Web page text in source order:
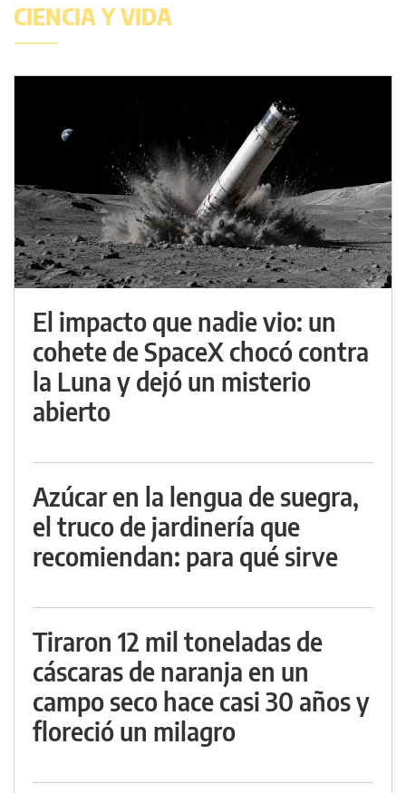
CIENCIA Y VIDA
El impacto que nadie vio: un
cohete de SpaceX chocó contra
la Luna y dejó un misterio
abierto
Azúcar en la lengua de suegra,
el truco de jardinería que
recomiendan: para qué sirve
Tiraron 12 mil toneladas de
cáscaras de naranja en un
campo seco hace casi 30 años y
floreció un milagro